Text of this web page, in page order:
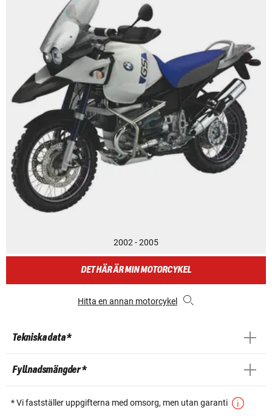
2002 - 2005
DET HÄR ÄR MIN MOTORCYKEL
Hitta en annan motorcykel
Tekniska data *
Fyllnadsmängder *
* Vi fastställer uppgifterna med omsorg, men utan garanti